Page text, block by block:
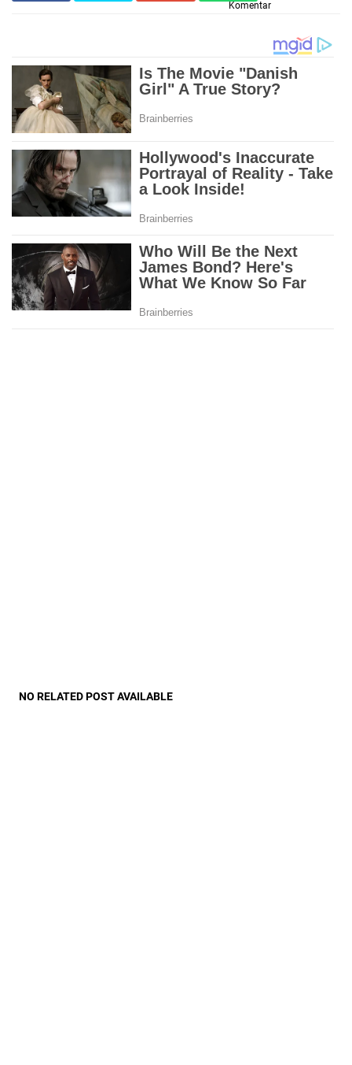
Komentar
NO RELATED POST AVAILABLE